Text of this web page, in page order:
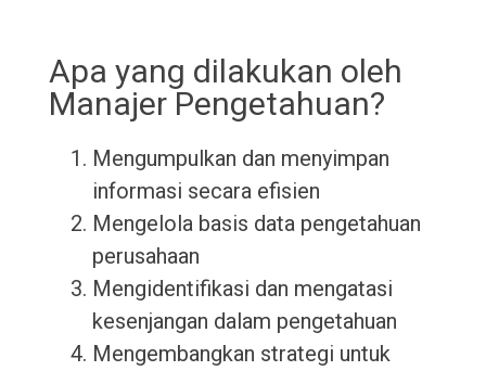
Apa yang dilakukan oleh
Manajer Pengetahuan?
Mengumpulkan dan menyimpan
informasi secara efisien
Mengelola basis data pengetahuan
perusahaan
Mengidentifikasi dan mengatasi
kesenjangan dalam pengetahuan
Mengembangkan strategi untuk